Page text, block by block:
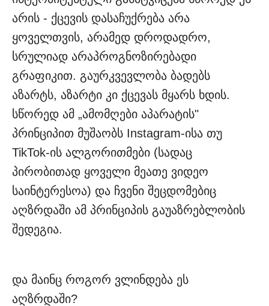
არის - ქცევის დასაჩუქრება არა
ყოველთვის, არამედ დროდადრო,
სრულიად არაპროგნოზირებადი
გრაფიკით. გაურკვევლობა ბადებს
აზარტს, აზარტი კი ქცევას მყარს ხდის.
სწორედ ამ „ამომღები აპარატის"
პრინციპით მუშაობს Instagram-ისა თუ
TikTok-ის ალგორითმები (სადაც
პირობითად ყოველი მეათე ვიდეო
საინტერესოა) და ჩვენი შეცდომებიც
აღზრდაში ამ პრინციპის გაუაზრებლობის
შედეგია.
და მაინც როგორ ვლინდება ეს
აღზრდაში?